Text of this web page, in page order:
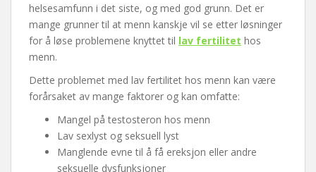
helsesamfunn i det siste, og med god grunn. Det er
mange grunner til at menn kanskje vil se etter løsninger
for å løse problemene knyttet til lav fertilitet hos
menn.
Dette problemet med lav fertilitet hos menn kan være
forårsaket av mange faktorer og kan omfatte:
Mangel på testosteron hos menn
Lav sexlyst og seksuell lyst
Manglende evne til å få ereksjon eller andre
seksuelle dysfunksjoner